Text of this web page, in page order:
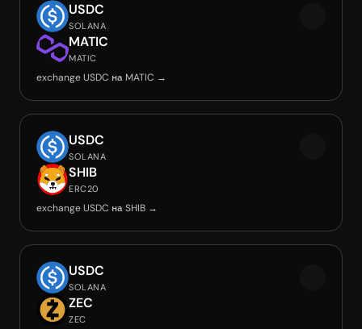
USDC
SOLANA
MATIC
MATIC
exchange USDC на MATIC →
USDC
SOLANA
SHIB
ERC20
exchange USDC на SHIB →
USDC
SOLANA
ZEC
ZEC